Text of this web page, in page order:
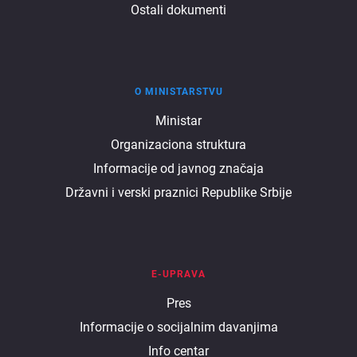
Ostali dokumenti
ministarstvu
O MINISTARSTVU
Ministar
Organizaciona struktura
Informacije od javnog značaja
Državni i verski praznici Republike Srbije
E-UPRAVA
Pres
Informacije o socijalnim davanjima
Info centar